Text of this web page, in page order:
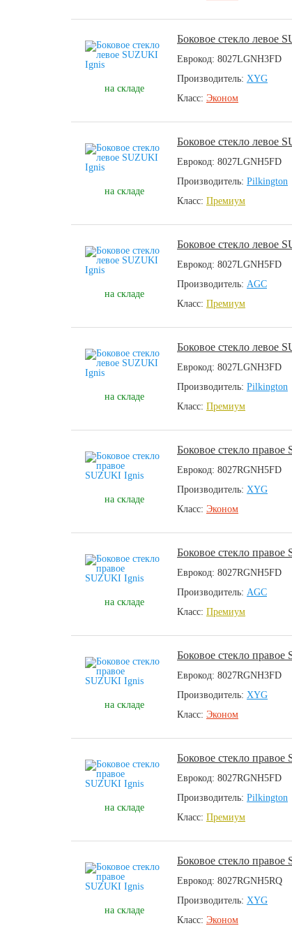
на складе
Боковое стекло левое
Еврокод: 8027LGNH3FD
Производитель: XYG
Класс: Эконом
на складе
Боковое стекло левое
Еврокод: 8027LGNH5FD
Производитель: Pilkington
Класс: Премиум
на складе
Боковое стекло левое
Еврокод: 8027LGNH5FD
Производитель: AGC
Класс: Премиум
на складе
Боковое стекло левое
Еврокод: 8027LGNH3FD
Производитель: Pilkington
Класс: Премиум
на складе
Боковое стекло
Еврокод: 8027RGNH5FD
Производитель: XYG
Класс: Эконом
на складе
Боковое стекло
Еврокод: 8027RGNH5FD
Производитель: AGC
Класс: Премиум
на складе
Боковое стекло
Еврокод: 8027RGNH3FD
Производитель: XYG
Класс: Эконом
на складе
Боковое стекло
Еврокод: 8027RGNH5FD
Производитель: Pilkington
Класс: Премиум
на складе
Боковое стекло
Еврокод: 8027RGNH5RQ
Производитель: XYG
Класс: Эконом